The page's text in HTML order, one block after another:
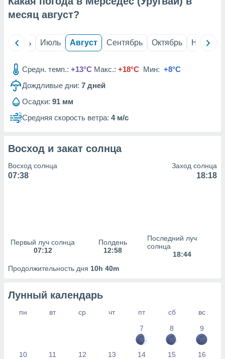
из
данных
наших 1199
месяц август?
Июнь Июль Август Сентябрь Октябрь Ноябрь
Средн. темп.: +13°C Макс.: +18°C Мин: +8°C
Дождливые дни: 7 дней
Осадки: 91 мм
Средняя скорость ветра: 4 м/с
Восход и закат солнца
Восход солнца
07:38
Заход солнца
18:18
Первый луч солнца
07:12
Полдень
12:58
Последний луч
солнца
18:44
Продолжительность дня 10h 40m
Лунный календарь
пн вт ср чт пт сб
вс
7
8 9
10 11 12 13 14 15 16